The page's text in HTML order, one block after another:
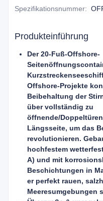
Spezifikationsnummer:
Produkteinführung
Der 20-Fuß-Offshore-
Offshore-Projekte
Beibehaltung der
über vollständig zu
öffnende/
Längsseite, um das
revolutionieren.
hochfestem
A) und mit
Beschichtungen in
er perfekt rauen,
Meeresumgebungen